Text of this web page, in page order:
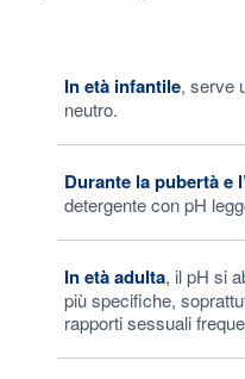
In età infantile, serve
neutro.
Durante la pubertà e
detergente con pH
In età adulta, il pH si
più specifiche,
rapporti sessuali